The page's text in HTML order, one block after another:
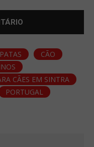
CÃO
CÃES EM SINTRA
PORTUGAL